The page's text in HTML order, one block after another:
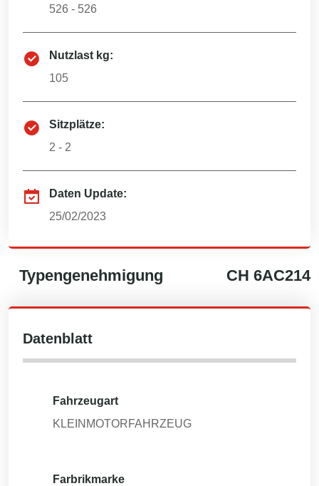
526 - 526
Nutzlast kg:
105
Sitzplätze:
2 - 2
Daten Update:
25/02/2023
Typengenehmigung CH 6AC214
Datenblatt
Fahrzeugart
KLEINMOTORFAHRZEUG
Farbrikmarke